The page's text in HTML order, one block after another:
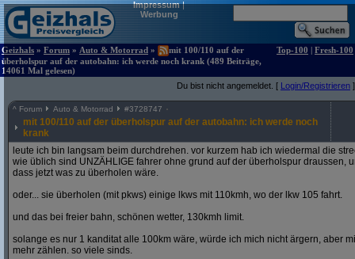
Impressum|
Werbung
Geizhals » Forum » Auto & Motorrad »
mit 100/110 auf der
überholspur auf der autobahn: ich werde noch krank (489 Beiträge,
14061 Mal gelesen)
Top-100 | Fresh-100
Du bist nicht angemeldet. [ Login/Registrieren ]
^ Forum Auto & Motorrad #3728747
mit 100/110 auf der überholspur auf der autobahn: ich werde noch
krank
leute ich bin langsam beim durchdrehen. vor kurzem hab ich wiedermal die
wie üblich sind UNZÄHLIGE fahrer ohne grund auf der überholspur draussen,
dass jetzt was zu überholen wäre.
oder... sie überholen (mit pkws) einige lkws mit 110kmh, wo der lkw 105 fahrt.
und das bei freier bahn, schönen wetter, 130kmh limit.
solange es nur 1 kanditat alle 100km wäre, würde ich mich nicht ärgern, aber
mehr zählen. so viele sinds.